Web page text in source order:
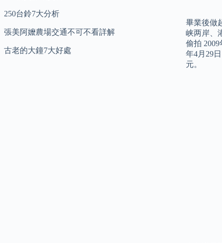
畢業後做
峡两岸、
偷拍
年4月29
元。
250台鈴7大分析
張美阿嬤農場交通不可不看詳解
古老的大鐘7大好處